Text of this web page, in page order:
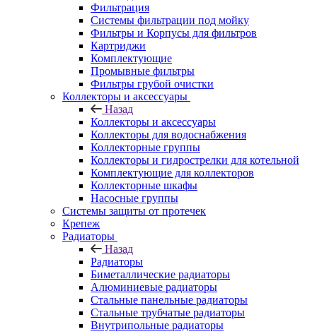
Фильтрация
Системы фильтрации под мойку
Фильтры и Корпусы для фильтров
Картриджи
Комплектующие
Промывные фильтры
Фильтры грубой очистки
Коллекторы и аксессуары
Назад
Коллекторы и аксессуары
Коллекторы для водоснабжения
Коллекторные группы
Коллекторы и гидрострелки для котельной
Комплектующие для коллекторов
Коллекторные шкафы
Насосные группы
Системы защиты от протечек
Крепеж
Радиаторы
Назад
Радиаторы
Биметаллические радиаторы
Алюминиевые радиаторы
Стальные панельные радиаторы
Стальные трубчатые радиаторы
Внутрипольные радиаторы